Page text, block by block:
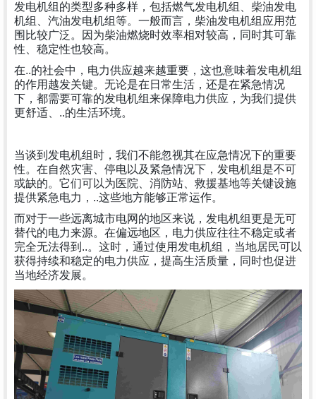
发电机组的类型多种多样，包括燃气发电机组、柴油发电
机组、汽油发电机组等。一般而言，柴油发电机组应用范
围比较广泛。因为柴油燃烧时效率相对较高，同时其可靠
性、稳定性也较高。
在..的社会中，电力供应越来越重要，这也意味着发电机组
的作用越发关键。无论是在日常生活，还是在紧急情况
下，都需要可靠的发电机组来保障电力供应，为我们提供
更舒适、..的生活环境。
当谈到发电机组时，我们不能忽视其在应急情况下的重要
性。在自然灾害、停电以及紧急情况下，发电机组是不可
或缺的。它们可以为医院、消防站、救援基地等关键设施
提供紧急电力，..这些地方能够正常运作。
而对于一些远离城市电网的地区来说，发电机组更是无可
替代的电力来源。在偏远地区，电力供应往往不稳定或者
完全无法得到..。这时，通过使用发电机组，当地居民可以
获得持续和稳定的电力供应，提高生活质量，同时也促进
当地经济发展。